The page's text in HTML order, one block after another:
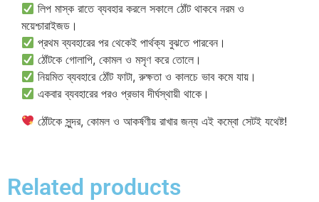
লিপ মাস্ক রাতে ব্যবহার করলে সকালে ঠোঁট থাকবে নরম ও
ময়েশ্চারাইজড।
প্রথম ব্যবহারের পর থেকেই পার্থক্য বুঝতে পারবেন।
ঠোঁটকে গোলাপি, কোমল ও মসৃণ করে তোলে।
নিয়মিত ব্যবহারে ঠোঁট ফাটা, রুক্ষতা ও কালচে ভাব কমে যায়।
একবার ব্যবহারের পরও প্রভাব দীর্ঘস্থায়ী থাকে।
ঠোঁটকে সুন্দর, কোমল ও আকর্ষণীয় রাখার জন্য এই কম্বো সেটই যথেষ্ট!
Related products